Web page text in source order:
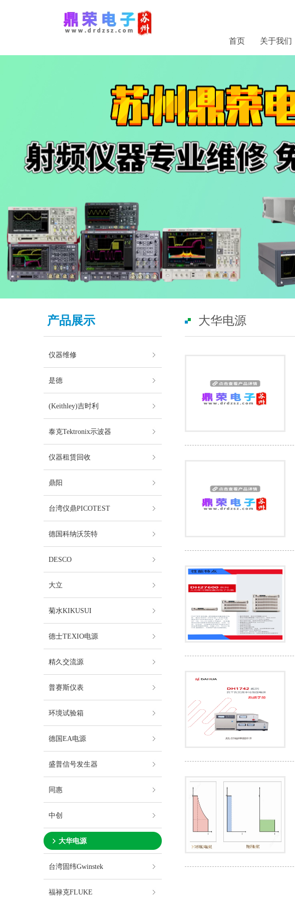
首页 关于我们
产品展示
仪器维修
是德
(Keithley)吉时利
泰克Tektronix示波器
仪器租赁回收
鼎阳
台湾仪鼎PICOTEST
德国科纳沃茨特
DESCO
大立
菊水KIKUSUI
德士TEXIO电源
精久交流源
普赛斯仪表
环境试验箱
德国EA电源
盛普信号发生器
同惠
中创
大华电源
台湾固纬Gwinstek
福禄克FLUKE
大华电源